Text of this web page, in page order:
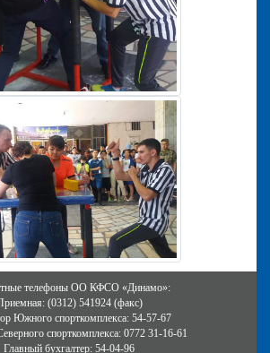
телефоны ОО КФСО «Динамо»:
(0312) 541924 (факс)
Южного спорткомплекса: 54-57-67
спорткомплекса: 0772 31-16-61
Главный бухгалтер: 54-04-96